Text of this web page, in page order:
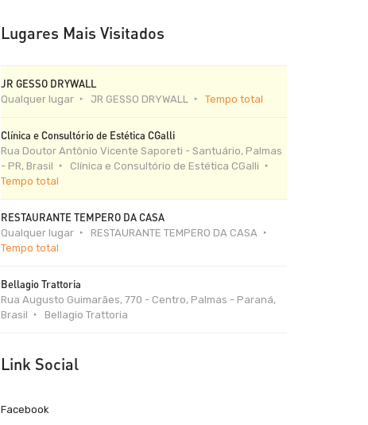
Lugares Mais Visitados
JR GESSO DRYWALL
Qualquer lugar JR GESSO DRYWALL Tempo total
Clínica e Consultório de Estética CGalli
Rua Doutor Antônio Vicente Saporeti - Santuário, Palmas
- PR, Brasil
Clínica e Consultório de Estética CGalli
Tempo total
RESTAURANTE TEMPERO DA CASA
Qualquer lugar
RESTAURANTE TEMPERO DA CASA
Tempo total
Bellagio Trattoria
Rua Augusto Guimarães, 770 - Centro, Palmas - Paraná,
Brasil
Bellagio Trattoria
Link Social
Facebook